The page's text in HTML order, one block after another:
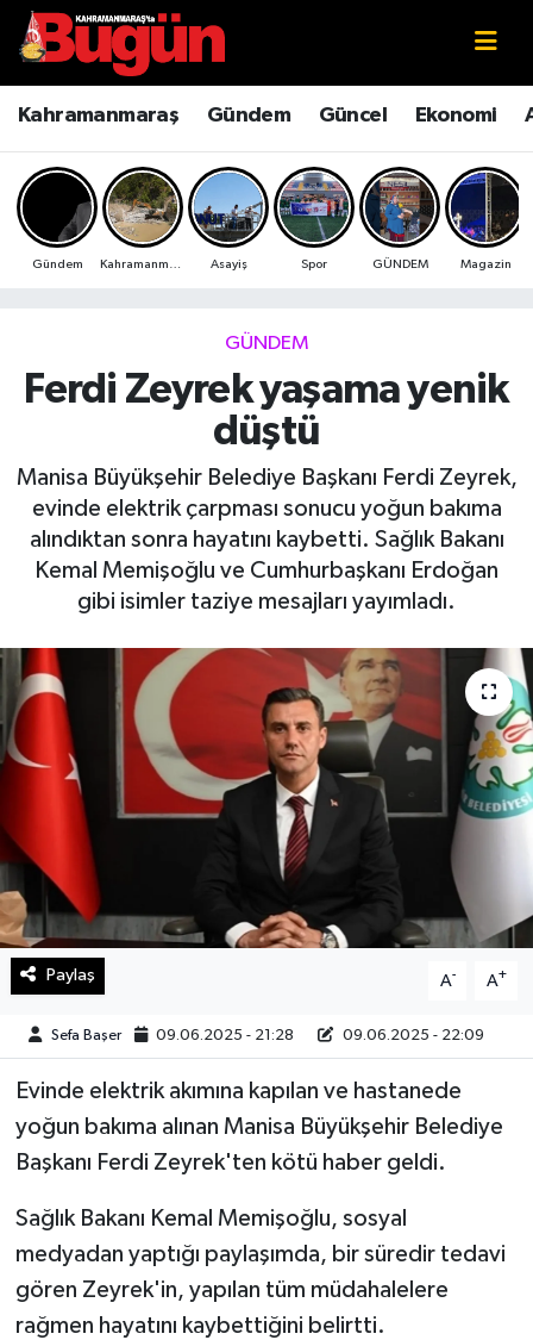
Kahramanmaraş Gündem Güncel Ekonomi
Gündem Asayiş Spor GÜNDEM Magazin
GÜNDEM
Ferdi Zeyrek yaşama yenik
düştü
Manisa Büyükşehir Belediye Başkanı Ferdi Zeyrek,
evinde elektrik çarpması sonucu yoğun bakıma
alındıktan sonra hayatını kaybetti. Sağlık Bakanı
Kemal Memişoğlu ve Cumhurbaşkanı Erdoğan
gibi isimler taziye mesajları yayımladı.
Paylaş A- A+
Sefa Başer 09.06.2025 - 21:28 09.06.2025 - 22:09
Evinde elektrik akımına kapılan ve hastanede
yoğun bakıma alınan Manisa Büyükşehir Belediye
Başkanı Ferdi Zeyrek'ten kötü haber geldi.
Sağlık Bakanı Kemal Memişoğlu, sosyal
medyadan yaptığı paylaşımda, bir süredir tedavi
gören Zeyrek'in, yapılan tüm müdahalelere
rağmen hayatını kaybettiğini belirtti.
Kahramanmaraş
Kahramanmaraş Sokak Röportajları
Bilim ve Teknoloji
Çevre
Ekonomi
Güncel
Haberde İnsan
Magazin
Manşet Altı
Manşetler
Resmi İlan
Sağlık
Spor
SürManşet
Teknoloji
KAHRAMANMARAŞ
Kahramanmaraş Nöbetçi Eczaneler
Kahramanmaraş Hava Durumu
Kahramanmaraş Namaz Vakitleri
Kahramanmaraş Trafik Yoğunluk Haritası
Süper Lig Puan Durumu ve Fikstür
Tüm Manşetler
Haber Arşivi